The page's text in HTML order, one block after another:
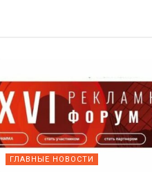
ГЛАВНЫЕ НОВОСТИ